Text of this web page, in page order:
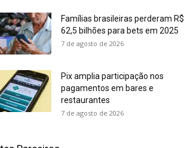
Famílias brasileiras perderam R$
62,5 bilhões para bets em 2025
7 de agosto de 2026
Pix amplia participação nos
pagamentos em bares e
restaurantes
7 de agosto de 2026